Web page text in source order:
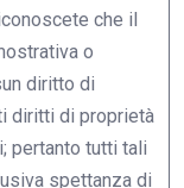
che il
o
diritto di
diritti di proprietà
pertanto tutti tali
spettanza di